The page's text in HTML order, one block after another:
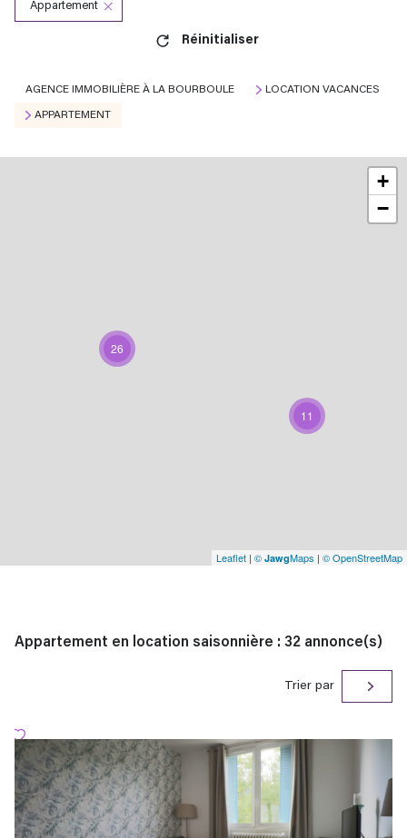
Appartement
Réinitialiser
AGENCE IMMOBILIÈRE À LA BOURBOULE LOCATION VACANCES
APPARTEMENT
26
11
+
−
Leaflet | © JawgMaps | © OpenStreetMap
Appartement en location saisonnière : 32 annonce(s)
Trier par